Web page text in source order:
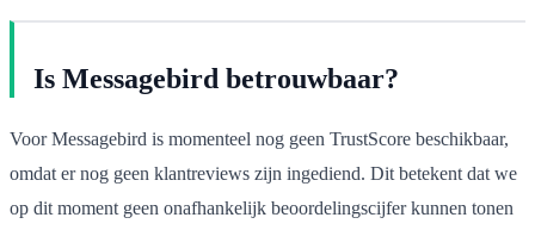
Is Messagebird betrouwbaar?
Voor Messagebird is momenteel nog geen TrustScore beschikbaar,
omdat er nog geen klantreviews zijn ingediend. Dit betekent dat we
op dit moment geen onafhankelijk beoordelingscijfer kunnen tonen